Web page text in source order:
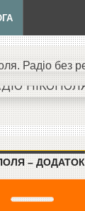
– ДОДАТОК